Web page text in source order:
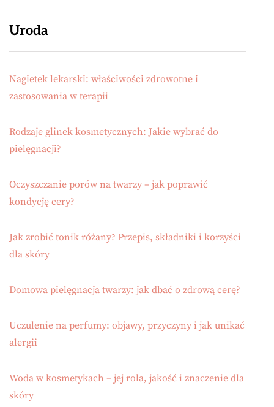
Uroda
Nagietek lekarski: właściwości zdrowotne i
zastosowania w terapii
Rodzaje glinek kosmetycznych: Jakie wybrać do
pielęgnacji?
Oczyszczanie porów na twarzy – jak poprawić
kondycję cery?
Jak zrobić tonik różany? Przepis, składniki i korzyści
dla skóry
Domowa pielęgnacja twarzy: jak dbać o zdrową cerę?
Uczulenie na perfumy: objawy, przyczyny i jak unikać
alergii
Woda w kosmetykach – jej rola, jakość i znaczenie dla
skóry